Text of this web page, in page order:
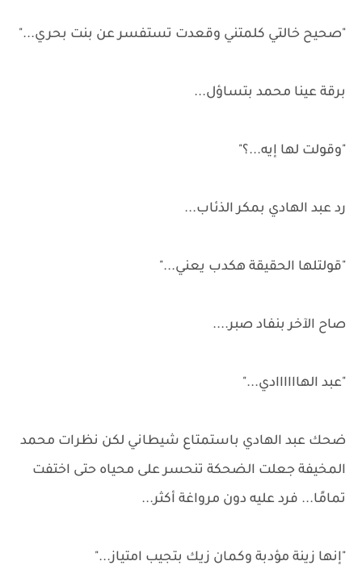
"صحيح خالتي كلمتني وقعدت تستفسر عن بنت بحري..."
برقة عينا محمد بتساؤل...
"وقولت لها إيه...؟"
رد عبد الهادي بمكر الذئاب...
"قولتلها الحقيقة هكدب يعني..."
صاح الآخر بنفاد صبر....
"عبد الهاااااادي..."
ضحك عبد الهادي باستمتاع شيطاني لكن نظرات محمد
المخيفة جعلت الضحكة تنحسر على محياه حتى اختفت
تمامًا... فرد عليه دون مرواغة أكثر...
"إنها زينة مؤدبة وكمان زيك بتجيب امتياز..."